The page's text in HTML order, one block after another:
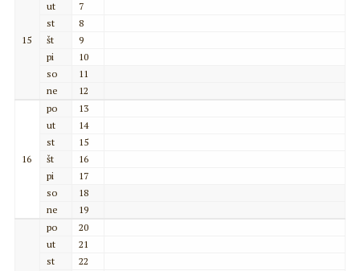
15
ut
7
st
8
št
9
pi
10
so
11
ne
12
16
po
13
ut
14
st
15
št
16
pi
17
so
18
ne
19
po
20
ut
21
st
22